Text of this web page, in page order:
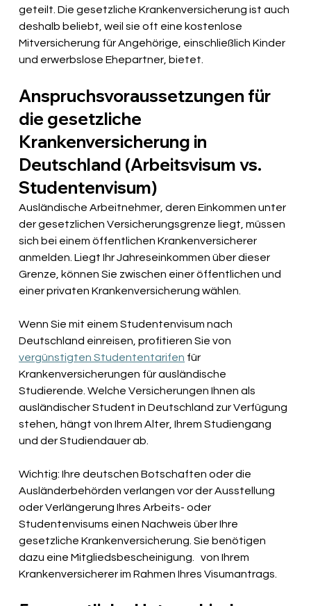
geteilt. Die gesetzliche Krankenversicherung ist auch
deshalb beliebt, weil sie oft eine kostenlose
Mitversicherung für Angehörige, einschließlich Kinder
und erwerbslose Ehepartner, bietet.
Anspruchsvoraussetzungen für
die gesetzliche
Krankenversicherung in
Deutschland (Arbeitsvisum vs.
Studentenvisum)
Ausländische Arbeitnehmer, deren Einkommen unter
der gesetzlichen Versicherungsgrenze liegt, müssen
sich bei einem öffentlichen Krankenversicherer
anmelden. Liegt Ihr Jahreseinkommen über dieser
Grenze, können Sie zwischen einer öffentlichen und
einer privaten Krankenversicherung wählen.
Wenn Sie mit einem Studentenvisum nach
Deutschland einreisen, profitieren Sie von
vergünstigten Studententarifen für
Krankenversicherungen für ausländische
Studierende. Welche Versicherungen Ihnen als
ausländischer Student in Deutschland zur Verfügung
stehen, hängt von Ihrem Alter, Ihrem Studiengang
und der Studiendauer ab.
Wichtig: Ihre deutschen Botschaften oder die
Ausländerbehörden verlangen vor der Ausstellung
oder Verlängerung Ihres Arbeits- oder
Studentenvisums einen Nachweis über Ihre
gesetzliche Krankenversicherung. Sie benötigen
dazu eine Mitgliedsbescheinigung.
von Ihrem
Krankenversicherer im Rahmen Ihres Visumantrags.